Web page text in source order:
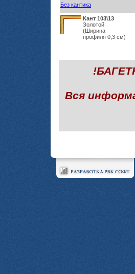
Без кантика
Кант 103\13
Золотой
(Ширина
профиля 0,3 см)
Вся